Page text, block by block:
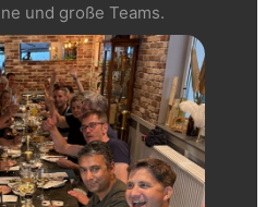
und große Teams.